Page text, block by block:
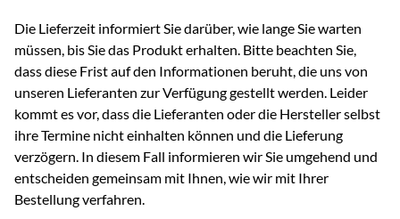
Die Lieferzeit informiert Sie darüber, wie lange Sie warten
müssen, bis Sie das Produkt erhalten. Bitte beachten Sie,
dass diese Frist auf den Informationen beruht, die uns von
unseren Lieferanten zur Verfügung gestellt werden. Leider
kommt es vor, dass die Lieferanten oder die Hersteller selbst
ihre Termine nicht einhalten können und die Lieferung
verzögern. In diesem Fall informieren wir Sie umgehend und
entscheiden gemeinsam mit Ihnen, wie wir mit Ihrer
Bestellung verfahren.